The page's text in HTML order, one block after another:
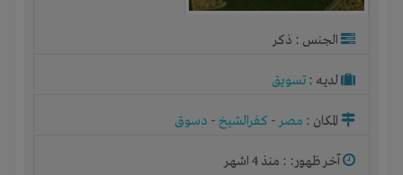
الجنس : ذكر
لديـه : تسويق
المكان : مصر- كفرالشيخ- دسوق
آخر ظهور: : منذ 4 اشهر